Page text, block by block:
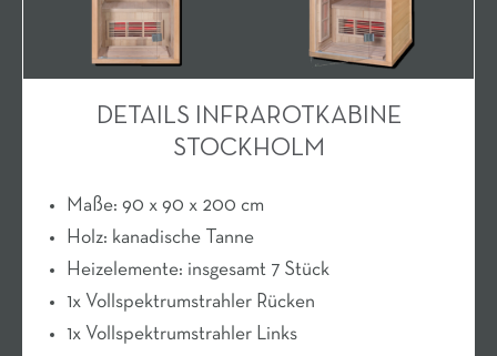
DETAILS INFRAROTKABINE
STOCKHOLM
Maße: 90 x 90 x 200 cm
Holz: kanadische Tanne
Heizelemente: insgesamt 7 Stück
1x Vollspektrumstrahler Rücken
1x Vollspektrumstrahler Links